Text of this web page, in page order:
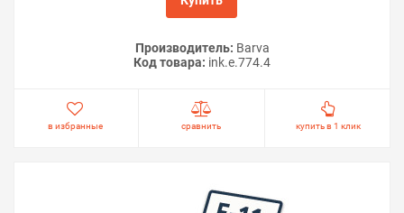
Производитель: Barva
Код товара: ink.e.774.4
в избранные сравнить купить в 1 клик